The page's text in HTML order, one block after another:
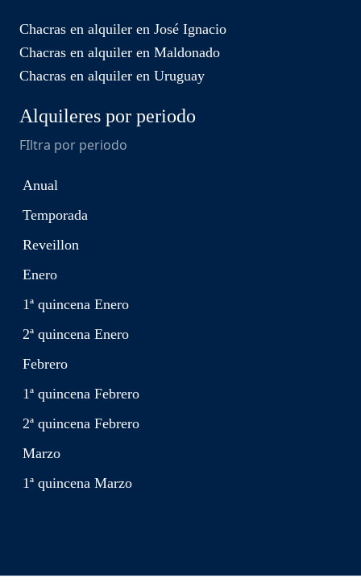
Chacras en alquiler en José Ignacio
Chacras en alquiler en Maldonado
Chacras en alquiler en Uruguay
Alquileres por periodo
FIltra por periodo
Anual
Temporada
Reveillon
Enero
1ª quincena Enero
2ª quincena Enero
Febrero
1ª quincena Febrero
2ª quincena Febrero
Marzo
1ª quincena Marzo